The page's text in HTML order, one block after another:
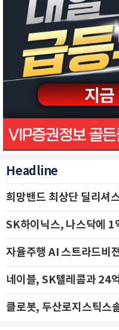
Headline
네이블, SK텔레콤과 24